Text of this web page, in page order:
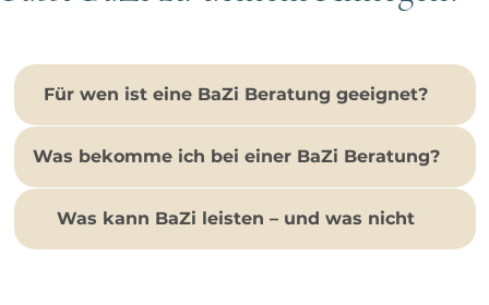
Für wen ist eine BaZi Beratung geeignet?
Was bekomme ich bei einer BaZi Beratung?
Was kann BaZi leisten – und was nicht